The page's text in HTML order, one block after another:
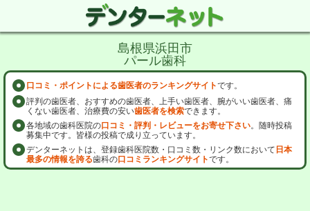
島根県浜田市
パール歯科
口コミ・ポイントによる歯医者のランキングサイトです。
評判の歯医者、おすすめの歯医者、上手い歯医者、腕がいい歯医者、痛
くない歯医者、治療費の安い歯医者を検索できます。
各地域の歯科医院の口コミ・評判・レビューをお寄せ下さい。随時投稿
募集中です。皆様の投稿で成り立っています。
デンターネットは、登録歯科医院数・口コミ数・リンク数において 日本
最多の情報を誇る歯科の口コミランキングサイトです。